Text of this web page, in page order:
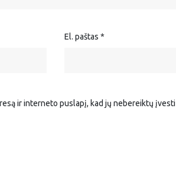
El. paštas *
ir interneto puslapį, kad jų nebereiktų